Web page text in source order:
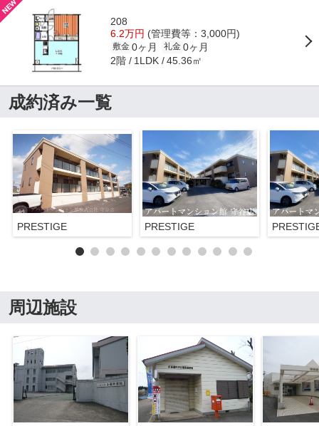
208
6.2万円 (管理費等：3,000円)
敷金 0ヶ月 礼金 0ヶ月
2階 1LDK 45.36㎡
成約済み一覧
PRESTIGE PRESTIGE
周辺施設